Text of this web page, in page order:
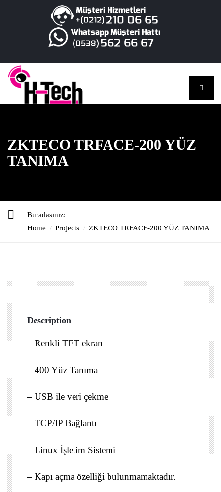
ZKTECO TRFACE-200 YÜZ
TANIMA
Buradasınız:
Home
Projects ZKTECO TRFACE-200 YÜZ TANIMA
Description
– Renkli TFT ekran
– 400 Yüz Tanıma
– USB ile veri çekme
– TCP/IP Bağlantı
– Linux İşletim Sistemi
– Kapı açma özelliği bulunmamaktadır.